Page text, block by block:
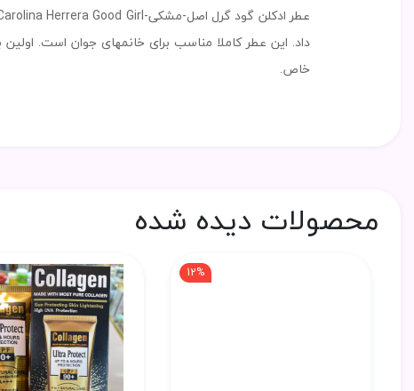
خاص.
محصولات دیده شده
12%